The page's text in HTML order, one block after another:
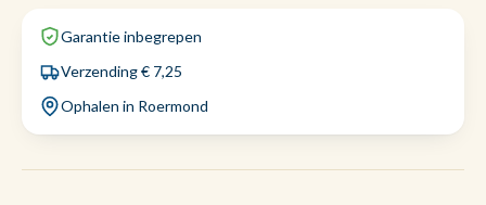
Garantie inbegrepen
Verzending € 7,25
Ophalen in Roermond